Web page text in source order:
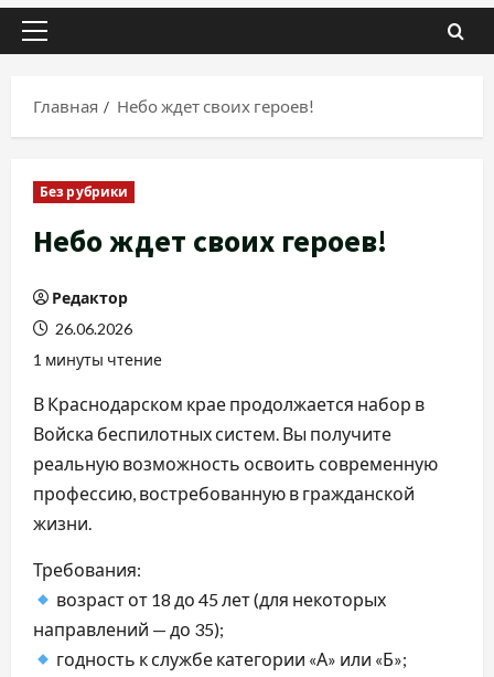
Основное
Главная
Небо ждет своих героев!
Без рубрики
Небо ждет своих героев!
Редактор
26.06.2026
1 минуты чтение
В Краснодарском крае продолжается набор в
Войска беспилотных систем. Вы получите
реальную возможность освоить современную
профессию, востребованную в гражданской
жизни.
Требования:
возраст от 18 до 45 лет (для некоторых
направлений — до 35);
годность к службе категории «А» или «Б»;